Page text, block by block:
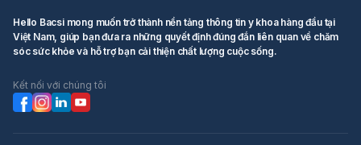
Hello Bacsi mong muốn trở thành nền tảng thông tin y khoa hàng đầu tại
Việt Nam, giúp bạn đưa ra những quyết định đúng đắn liên quan về chăm
sóc sức khỏe và hỗ trợ bạn cải thiện chất lượng cuộc sống.
Kết nối với chúng tôi